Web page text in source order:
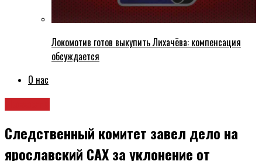
Локомотив готов выкупить Лихачёва: компенсация
обсуждается
О нас
Следственный комитет завел дело на
ярославский САХ за уклонение от